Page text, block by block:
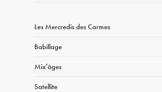
Les Mercredis des Carmes
Babillage
Mix’âges
Satellite